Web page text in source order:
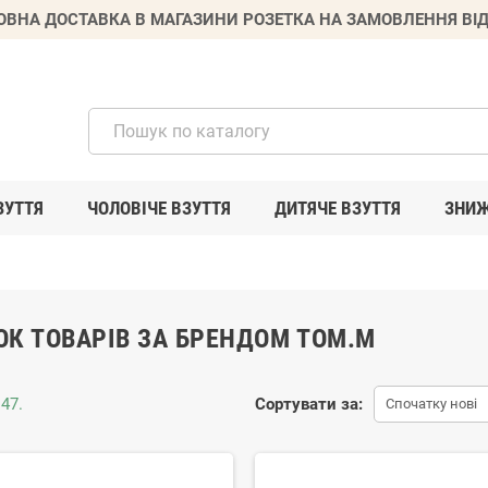
ДОСТАВКА В МАГАЗИНИ РОЗЕТКА НА ЗАМОВЛЕННЯ
ЧОЛОВІЧЕ ВЗУТТЯ ДИТЯЧЕ ВЗУТТЯ
ТОВАРІВ ЗА БРЕНДОМ TOM.M
Сортувати за: Спочатку нові